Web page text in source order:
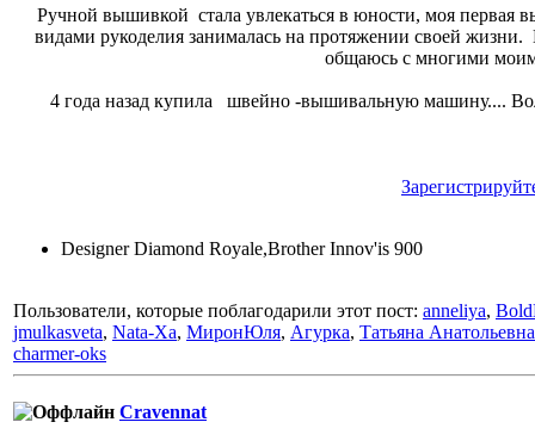
Ручной вышивкой стала увлекаться в юности, моя первая
видами рукоделия занималась на протяжении своей жизни.
общаюсь с многими
4 года назад купила швейно -вышивальную машину....
Designer Diamond Royale,Brother Innov'is 900
Пользователи, которые поблагодарили этот пост: anneliya,
jmulkasveta, Nata-Xa, МиронЮля, Агурка, Татьяна Анатольевна
charmer-oks
Cravennat